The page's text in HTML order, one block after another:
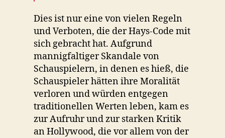
Dies ist nur eine von vielen Regeln
und Verboten, die der Hays-Code mit
sich gebracht hat. Aufgrund
mannigfaltiger Skandale von
Schauspielern, in denen es hieß, die
Schauspieler hätten ihre Moralität
verloren und würden entgegen
traditionellen Werten leben, kam es
zur Aufruhr und zur starken Kritik
an Hollywood, die vor allem von der